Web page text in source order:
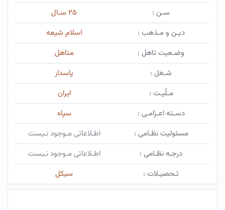
سـن :
۲۵ سـال
دیـن و مـذهب :
اسلام شیعه
وضـعیت تاهل :
متاهل
شـغل :
پاسدار
مـلّیـت :
ایران
دسـته اعـزامـی :
سپاه
مسئولیت نظـامی :
اطـلاعاتی مـوجود نـیست
درجـه نظـامی :
اطـلاعاتی مـوجود نـیست
تـحصیـلات :
سیکل